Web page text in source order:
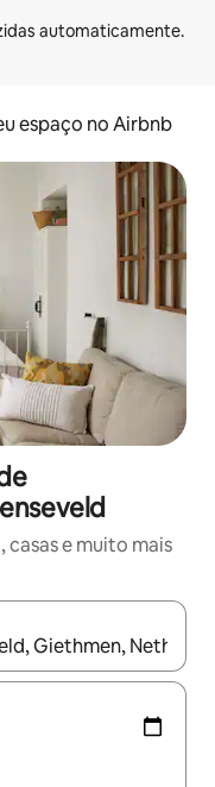
espaço no Airbnb
e muito mais
explore-os